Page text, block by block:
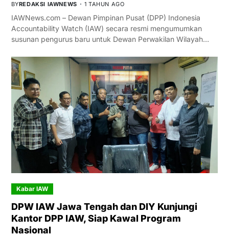
BYREDAKSI IAWNEWS 1 TAHUN AGO
IAWNews.com – Dewan Pimpinan Pusat (DPP) Indonesia
Accountability Watch (IAW) secara resmi mengumumkan
susunan pengurus baru untuk Dewan Perwakilan Wilayah…
Kabar IAW
DPW IAW Jawa Tengah dan DIY Kunjungi
Kantor DPP IAW, Siap Kawal Program
Nasional